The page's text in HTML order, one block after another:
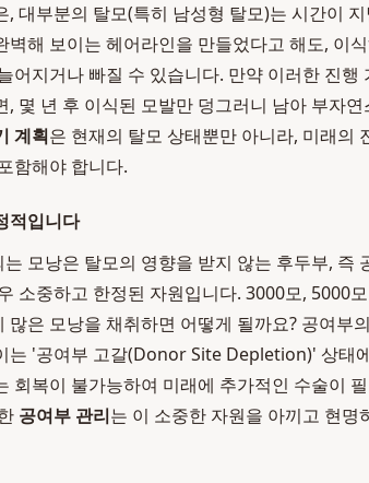
, 대부분의 탈모(특히 남성형 탈모)는 시간이
벽해 보이는 헤어라인을 만들었다고 해도, 이
어지거나 빠질 수 있습니다. 만약 이러한 진
, 몇 년 후 이식된 모발만 덩그러니 남아 부자
계획은 현재의 탈모 상태뿐만 아니라, 미래의
함해야 합니다.
적입니다
모낭은 탈모의 영향을 받지 않는 후두부, 즉
소중하고 한정된 자원입니다. 3000모, 5000
많은 모낭을 채취하면 어떻게 될까요? 공여부
는 '공여부 고갈(Donor Site Depletion)' 상태
회복이 불가능하여 미래에 추가적인 수술이
공여부 관리는 이 소중한 자원을 아끼고 현